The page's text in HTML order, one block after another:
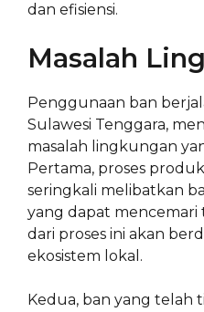
dan efisiensi.
Masalah
Penggunaan ban
Sulawesi Tenggara,
masalah lingkungan
Pertama, proses
seringkali melibatkan
yang dapat mencemari
dari proses ini akan
ekosistem lokal.
Kedua, ban yang telah